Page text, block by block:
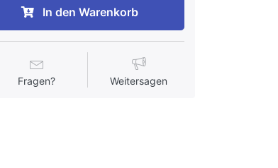
In den Warenkorb
Fragen? Weitersagen